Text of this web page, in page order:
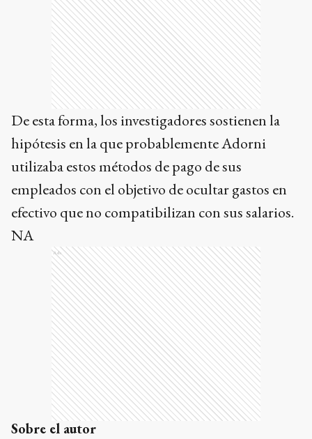
De esta forma, los investigadores sostienen la
hipótesis en la que probablemente Adorni
utilizaba estos métodos de pago de sus
empleados con el objetivo de ocultar gastos en
efectivo que no compatibilizan con sus salarios.
NA
Ads
Sobre el autor